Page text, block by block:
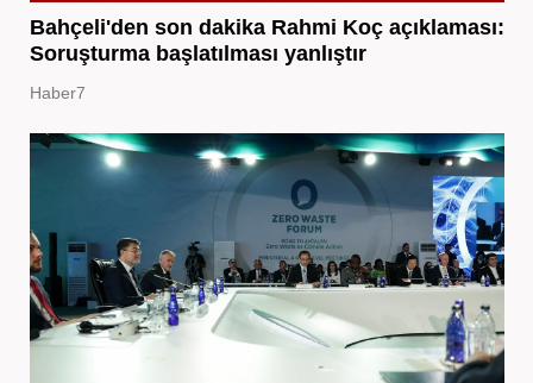
Bahçeli'den son dakika Rahmi Koç açıklaması:
Soruşturma başlatılması yanlıştır
Haber7